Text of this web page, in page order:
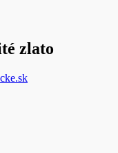
zlato